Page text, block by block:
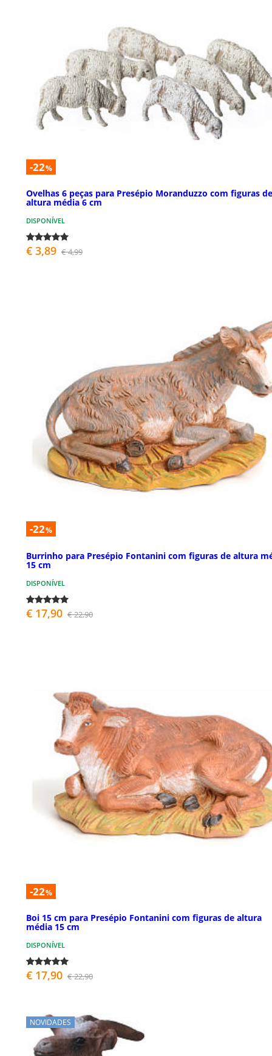
-22%
Ovelhas 6 peças para Presépio Moranduzzo com figuras de
altura média 6 cm
DISPONÍVEL
€ 3,89 € 4,99
-22%
Burrinho para Presépio Fontanini com figuras de altura
15 cm
DISPONÍVEL
€ 17,90 € 22,90
-22%
Boi 15 cm para Presépio Fontanini com figuras de altura
média 15 cm
DISPONÍVEL
€ 17,90 € 22,90
NOVIDADES